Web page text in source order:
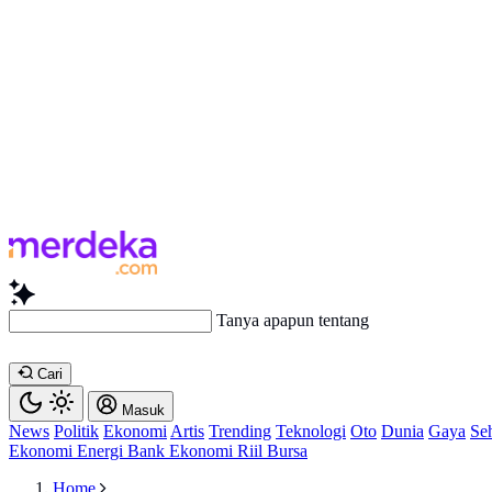
Tanya apapun tentang artikel ini.
Cari
Masuk
News Politik Ekonomi Artis Trending Teknologi Oto Dunia Gaya
Ekonomi Energi Bank Ekonomi Riil Bursa
Home